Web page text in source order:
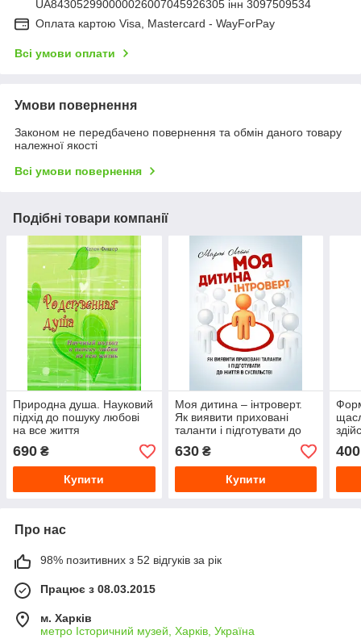
UA843052990000026007045926305 інн 3097509534
Оплата картою Visa, Mastercard - WayForPay
Всі умови оплати
Умови повернення
Законом не передбачено повернення та обмін даного товару
належної якості
Всі умови повернення
Подібні товари компанії
Природна душа. Науковий
підхід до пошуку любові
на все життя
690 ₴
Купити
Моя дитина – інтроверт.
Як виявити приховані
таланти і підготувати до
життя в суспільстві
630₴
Купити
400
Про нас
98% позитивних з 52 відгуків за рік
Працює з 08.03.2015
м. Харків
метро Історичний музей, Харків, Україна